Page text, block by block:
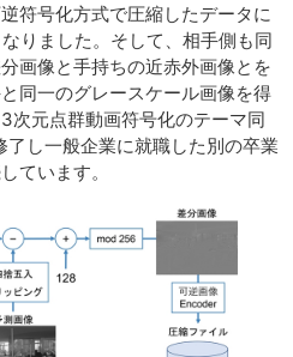
符号化方式で圧縮したデータに
りました。そして、相手側も同
画像と手持ちの近赤外画像とを
同一のグレースケール画像を得
次元点群動画符号化のテーマ同
し一般企業に就職した別の卒業
ています。